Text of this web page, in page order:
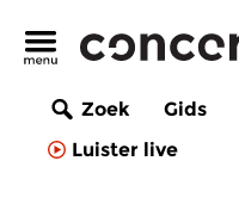
Zoek Gids
Luister live